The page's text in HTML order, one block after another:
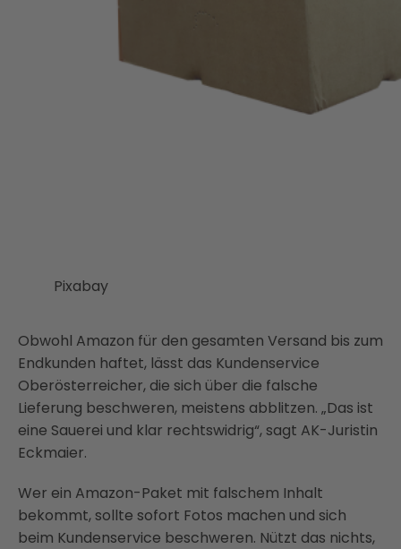
Pixabay
Obwohl Amazon für den gesamten Versand bis zum
Endkunden haftet, lässt das Kundenservice
Oberösterreicher, die sich über die falsche
Lieferung beschweren, meistens abblitzen. „Das ist
eine Sauerei und klar rechtswidrig“, sagt AK-Juristin
Eckmaier.
Wer ein Amazon-Paket mit falschem Inhalt
bekommt, sollte sofort Fotos machen und sich
beim Kundenservice beschweren. Nützt das nichts,